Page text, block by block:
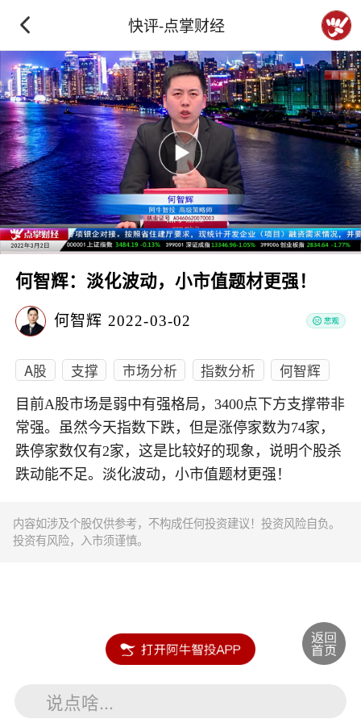
快评-点掌财经
何智辉：淡化波动，小市值题材更强！
何智辉 2022-03-02
A股 支撑 市场分析 指数分析 何智辉
目前A股市场是弱中有强格局，3400点下方支撑带非
常强。虽然今天指数下跌，但是涨停家数为74家，
跌停家数仅有2家，这是比较好的现象，说明个股杀
跌动能不足。淡化波动，小市值题材更强！
内容如涉及个股仅供参考，不构成任何投资建议！投资风险自负。
投资有风险，入市须谨慎。
说点啥...